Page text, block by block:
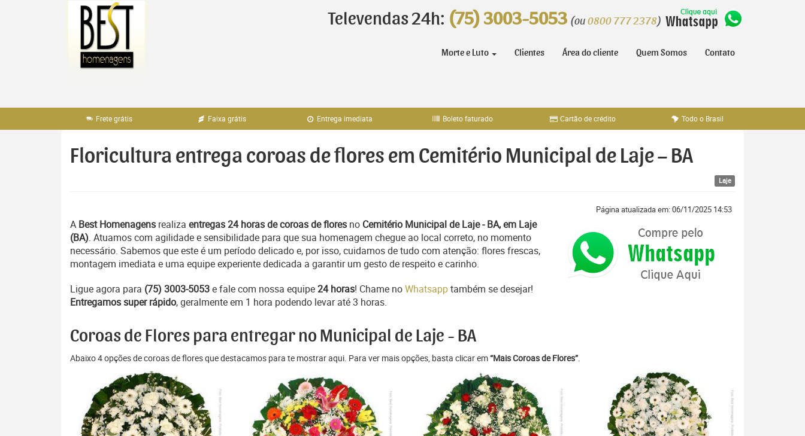
Televendas 24h: (75) 3003-5053 (ou 0800 777 2378)
Morte e Luto Clientes Área do cliente Quem Somos Contato
Frete grátis Faixa grátis Entrega imediata Boleto faturado Cartão de crédito Todo o Brasil
Floricultura entrega coroas de flores em Cemitério Municipal de Laje – BA
Laje
Página atualizada em: 06/11/2025 14:53
A Best Homenagens realiza entregas 24 horas de coroas de flores no Cemitério Municipal de Laje - BA, em Laje
(BA). Atuamos com agilidade e sensibilidade para que sua homenagem chegue ao local correto, no momento
necessário. Sabemos que este é um período delicado e, por isso, cuidamos de tudo com atenção: flores frescas,
montagem imediata e uma equipe experiente dedicada a garantir um gesto de respeito e carinho.
Ligue agora para (75) 3003-5053e fale com nossa equipe24 horas! Chame noWhatsapptambém se desejar!
Entregamos super rápido, geralmente em 1 hora podendo levar até 3 horas.
Coroas de Flores para entregar no Municipal de Laje - BA
Abaixo 4 opções de coroas de flores que destacamos para te mostrar aqui. Para ver mais opções, basta clicar em“Mais Coroas de Flores”.